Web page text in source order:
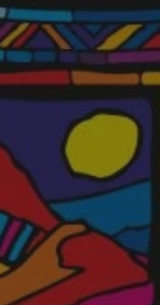
Funkcjonalność
strony internetowej, takich
korzystać ze strony
Opis
Ten plik cookie
Ten plik cookie
Ten plik cookie
Ten plik cookie jest
zgody użytkownika w
śledzenia. Zazwyczaj
zdecydował się na
4
Służy do
używanie plików